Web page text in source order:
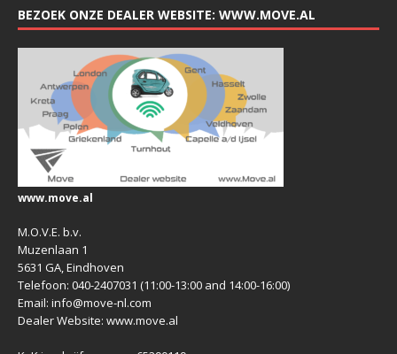
BEZOEK ONZE DEALER WEBSITE: WWW.MOVE.AL
www.move.al
M.O.V.E. b.v.
Muzenlaan 1
5631 GA, Eindhoven
Telefoon: 040-2407031 (11:00-13:00 and 14:00-16:00)
Email: info@move-nl.com
Dealer Website: www.move.al